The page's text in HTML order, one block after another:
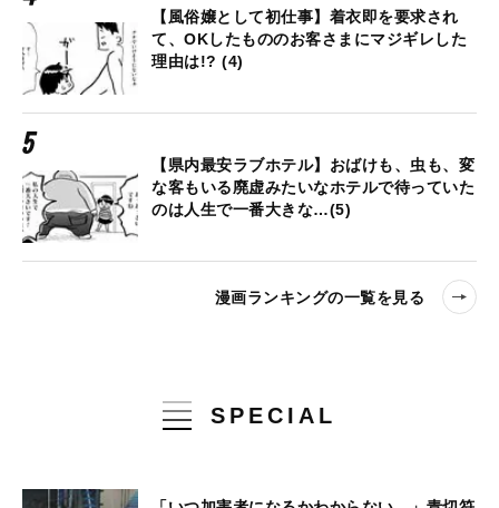
【風俗嬢として初仕事】着衣即を要求され
て、OKしたもののお客さまにマジギレした
理由は!? (4)
【県内最安ラブホテル】おばけも、虫も、変
な客もいる廃虚みたいなホテルで待っていた
のは人生で一番大きな…(5)
漫画ランキングの一覧を見る
SPECIAL